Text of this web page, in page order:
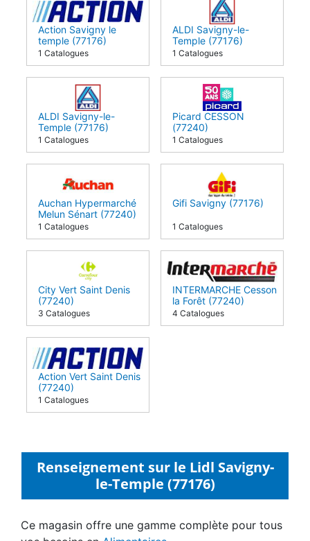
Action Savigny le
temple (77176)
1 Catalogues
ALDI Savigny-le-
Temple (77176)
1 Catalogues
ALDI Savigny-le-
Temple (77176)
1 Catalogues
Picard CESSON
(77240)
1 Catalogues
Auchan Hypermarché
Melun Sénart (77240)
1 Catalogues
Gifi Savigny (77176)
1 Catalogues
City Vert Saint Denis
(77240)
3 Catalogues
INTERMARCHE Cesson
la Forêt (77240)
4 Catalogues
Action Vert Saint Denis
(77240)
1 Catalogues
Renseignement sur le Lidl Savigny-
le-Temple (77176)
Ce magasin offre une gamme complète pour tous